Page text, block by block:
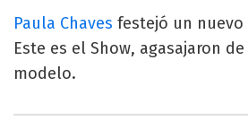
Paula Chaves festejó un
Este es el Show, agasajaron
modelo.